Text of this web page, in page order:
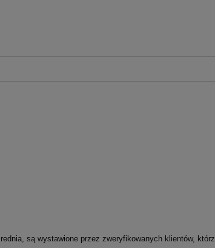
są wystawione przez zweryfikowanych klientów,